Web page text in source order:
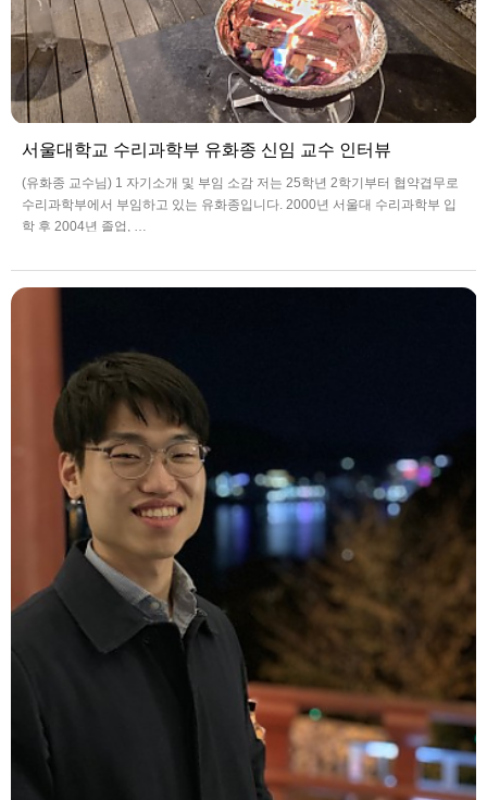
서울대학교 수리과학부 유화종 신임 교수 인터뷰
(유화종 교수님) 1 자기소개 및 부임 소감 저는 25학년 2학기부터 협약겹무로
수리과학부에서 부임하고 있는 유화종입니다. 2000년 서울대 수리과학부 입
학 후 2004년 졸업, …